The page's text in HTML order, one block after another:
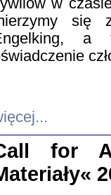
w
się
a
for